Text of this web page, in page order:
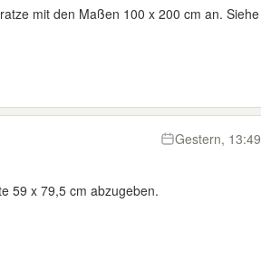
mit den Maßen 100 x 200 cm an. Siehe
Gestern, 13:49
59 x 79,5 cm abzugeben.